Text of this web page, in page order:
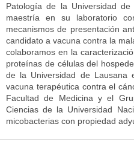
Patología de la Universidad
maestría en su laboratorio
mecanismos de presentación
candidato a vacuna contra la
colaboramos en la
proteínas de células del
de la Universidad de Lausana
vacuna terapéutica contra el
Facultad de Medicina y el
Ciencias de la Universidad
micobacterias con propiedad